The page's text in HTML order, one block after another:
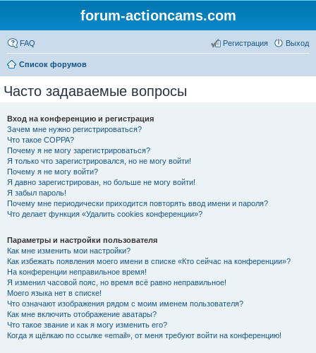
forum-actioncams.com
FAQ Выход
Регистрация
Список форумов
Часто задаваемые вопросы
Вход на конференцию и регистрация
Зачем мне нужно регистрироваться?
Что такое COPPA?
Почему я не могу зарегистрироваться?
Я только что зарегистрировался, но не могу войти!
Почему я не могу войти?
Я давно зарегистрирован, но больше не могу войти!
Я забыл пароль!
Почему мне периодически приходится повторять ввод имени и пароля?
Что делает функция «Удалить cookies конференции»?
Параметры и настройки пользователя
Как мне изменить мои настройки?
Как избежать появления моего имени в списке «Кто сейчас на конференции»?
На конференции неправильное время!
Я изменил часовой пояс, но время всё равно неправильное!
Моего языка нет в списке!
Что означают изображения рядом с моим именем пользователя?
Как мне включить отображение аватары?
Что такое звание и как я могу изменить его?
Когда я щёлкаю по ссылке «email», от меня требуют войти на конференцию!